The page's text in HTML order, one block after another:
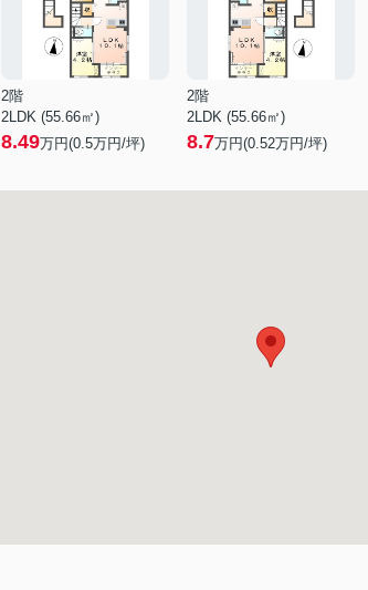
2階
2LDK (55.66㎡)
8.49万円(0.5万円/坪)
2階
2LDK (55.66㎡)
8.7万円(0.52万円/坪)